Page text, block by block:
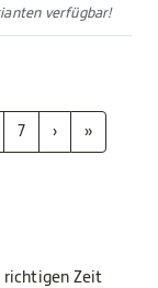
verfügbar!
7 › »
richtigen Zeit